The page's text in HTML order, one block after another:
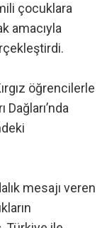
çocuklara
amacıyla
öğrencilerle
mesajı veren